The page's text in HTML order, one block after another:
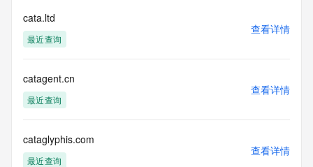
cata.ltd
最近查询
查看详情
catagent.cn
最近查询
查看详情
cataglyphis.com
最近查询
查看详情